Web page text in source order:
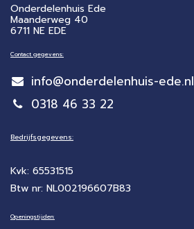
Onderdelenhuis Ede
Maanderweg 40
6711 NE EDE
Contact gegevens:
info@onderdelenhuis-ede.nl
0318 46 33 22
Bedrijfsgegevens:
Kvk: 65531515
Btw nr: NL002196607B83
Openingstijden: